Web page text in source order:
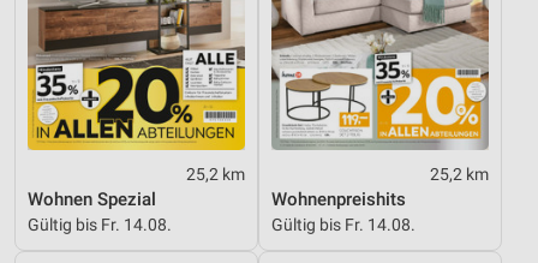
25,2 km
Wohnen Spezial
Gültig bis Fr. 14.08.
25,2 km
Wohnenpreishits
Gültig bis Fr. 14.08.